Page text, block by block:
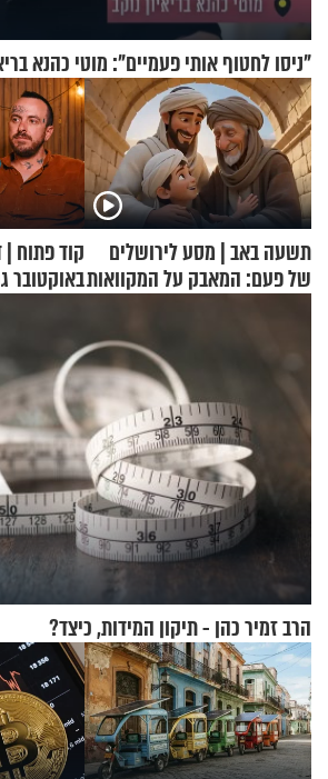
"ניסו לחטוף אותי פעמיים": מוטי כהנא
תשעה באב | מסע לירושלים
של פעם: המאבק על המקוואותבאוקטובר
הרב זמיר כהן - תיקון המידות, כיצד?